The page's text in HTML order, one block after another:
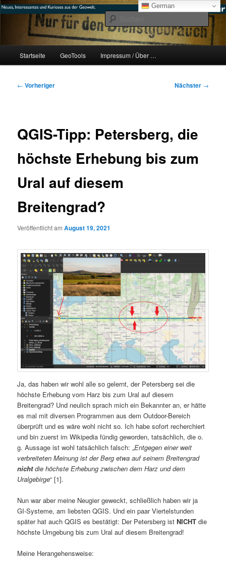
Zum
primären
#geoObserver
mikeE's GeoBlog
Startseite GeoTools Impressum / Über …
Beitragsnavigation
← Vorheriger Nächster →
QGIS-Tipp: Petersberg, die
höchste Erhebung bis zum
Ural auf diesem
Breitengrad?
Veröffentlicht amAugust 19, 2021
Ja, das haben wir wohl alle so gelernt, der Petersberg sei die
höchste Erhebung vom Harz bis zum Ural auf diesem
Breitengrad? Und neulich sprach mich ein Bekannter an, er hätte
es mal mit diversen Programmen aus dem Outdoor-Bereich
überprüft und es wäre wohl nicht so. Ich habe sofort recherchiert
und bin zuerst im Wikipedia fündig geworden, tatsächlich, die o.
g. Aussage ist wohl tatsächlich falsch: „Entgegen einer weit
verbreiteten Meinung ist der Berg etwa auf seinem Breitengrad
nichtdie höchste Erhebung zwischen dem Harz und dem
Uralgebirge“ [1].
Nun war aber meine Neugier geweckt, schließlich haben wir ja
GI-Systeme, am liebsten QGIS. Und ein paar Viertelstunden
später hat auch QGIS es bestätigt: Der Petersberg istNICHT die
höchste Umgebung bis zum Ural auf diesem Breitengrad!
Meine Herangehensweise:
German